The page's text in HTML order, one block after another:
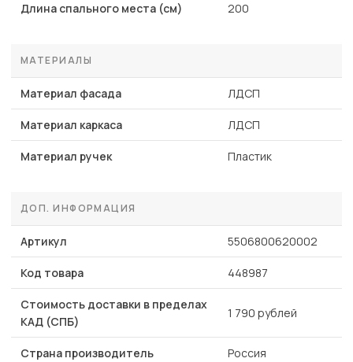
Длина спального места (см) 200
МАТЕРИАЛЫ
Материал фасада ЛДСП
Материал каркаса ЛДСП
Материал ручек Пластик
ДОП. ИНФОРМАЦИЯ
Артикул 5506800620002
Код товара 448987
Стоимость доставки в пределах
КАД (СПБ)
1 790 рублей
Страна производитель Россия